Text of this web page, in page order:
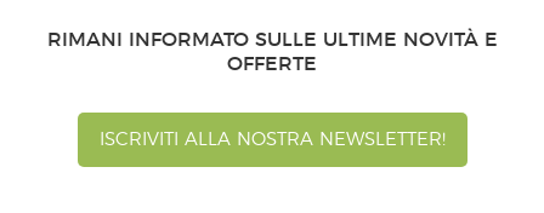
RIMANI INFORMATO SULLE ULTIME NOVITÀ E
OFFERTE
ISCRIVITI ALLA NOSTRA NEWSLETTER!